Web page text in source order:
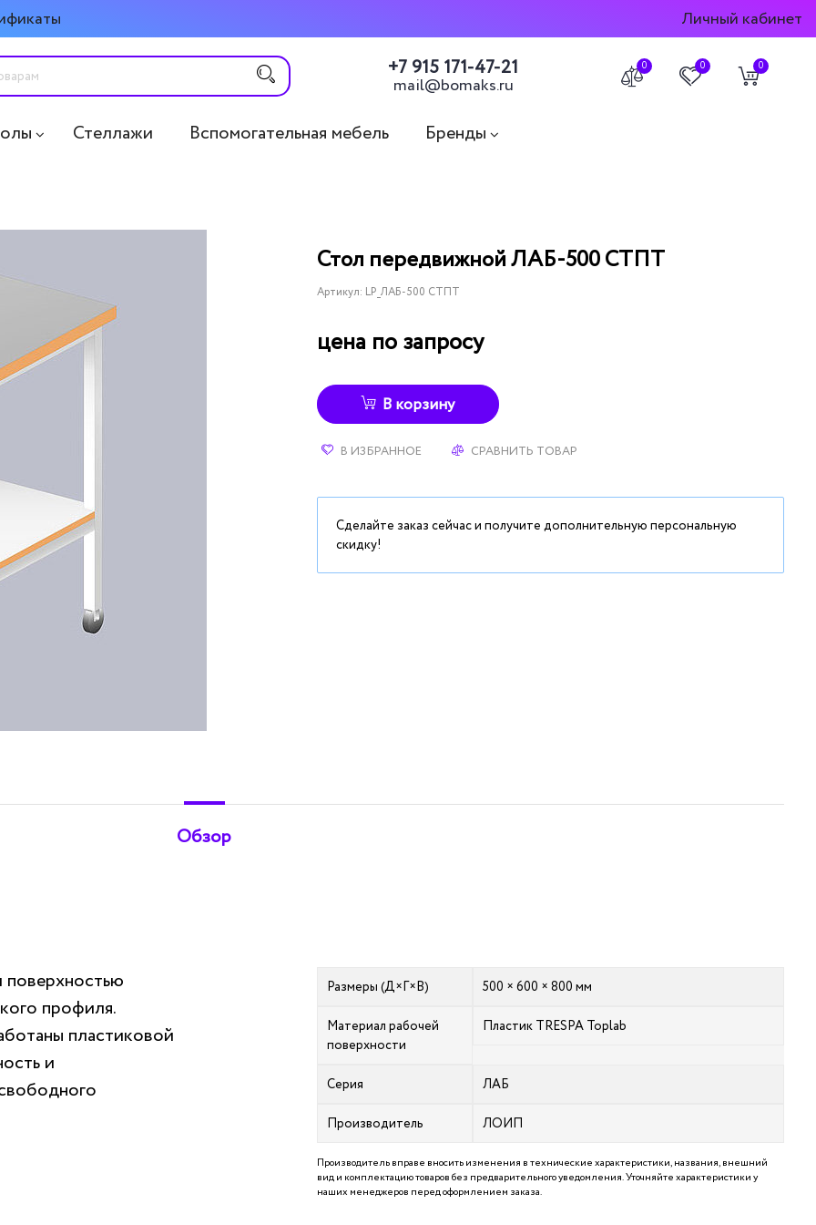
Личный кабинет
+7 915 171-47-21
mail@bomaks.ru
0 0 0
Стеллажи Вспомогательная мебель Бренды
Стол передвижной ЛАБ-500 СТПТ
Артикул: LP_ЛАБ-500 СТПТ
цена по запросу
В корзину
В ИЗБРАННОЕ СРАВНИТЬ ТОВАР
Сделайте заказ сейчас и получите дополнительную персональную
скидку!
Обзор
профиля.
пластиковой
и
Размеры (Д×Г×В) 500 × 600 × 800 мм
Материал рабочей
поверхности
Пластик TRESPA Toplab
Серия ЛАБ
Производитель ЛОИП
Производитель вправе вносить изменения в технические характеристики, названия, внешний
вид и комплектацию товаров без предварительного уведомления. Уточняйте характеристики у
наших менеджеров перед оформлением заказа.